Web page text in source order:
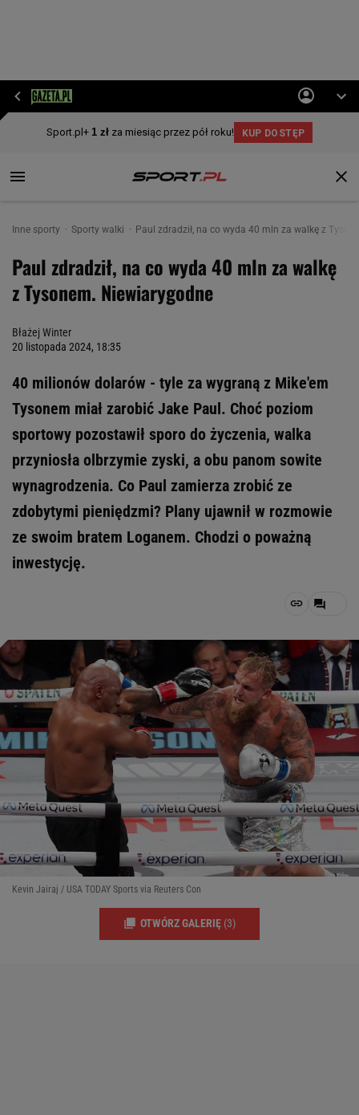
Inne sporty Sporty walki Paul zdradził, na co wyda 40 mln za walkę z
Paul zdradził, na co wyda 40 mln za walkę
z Tysonem. Niewiarygodne
Błażej Winter
20 listopada 2024, 18:35
40 milionów dolarów - tyle za wygraną z Mike'em
Tysonem miał zarobić Jake Paul. Choć poziom
sportowy pozostawił sporo do życzenia, walka
przyniosła olbrzymie zyski, a obu panom sowite
wynagrodzenia. Co Paul zamierza zrobić ze
zdobytymi pieniędzmi? Plany ujawnił w rozmowie
ze swoim bratem Loganem. Chodzi o poważną
inwestycję.
Kevin Jairaj / USA TODAY Sports via Reuters Con
OTWÓRZ GALERIĘ (3)